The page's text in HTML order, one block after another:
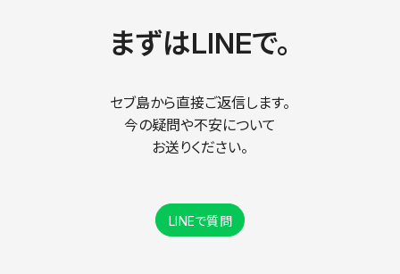
まずはLINEで。
セブ島から直接ご返信します。
今の疑問や不安について
お送りください。
LINEで質問